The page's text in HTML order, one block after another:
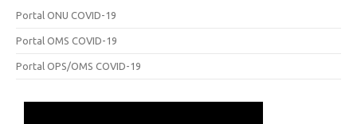
Portal ONU COVID-19
Portal OMS COVID-19
Portal OPS/OMS COVID-19